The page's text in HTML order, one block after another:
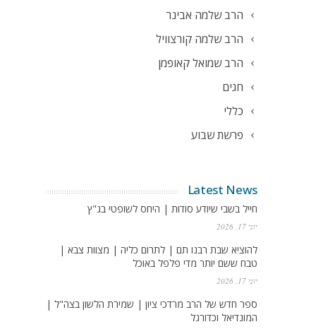
הרב שלמה אבינר
הרב שלמה קורצוויל
הרב שמואל קאופמן
חגים
כללי
פרשת שבוע
Latest News
חייל בשבי שיודע סודות | היחס לשופטי בג"ץ
יוני 17, 2026
להוציא שבת רבנו תם | לתרום כליה | מצוות צבא |
טבח ששם יותר מדי פלפל באוכל
יוני 17, 2026
ספר חדש של הרב מרדכי ציון | שמירת הלשון בצה"ל |
המונדיאל וכדורגל